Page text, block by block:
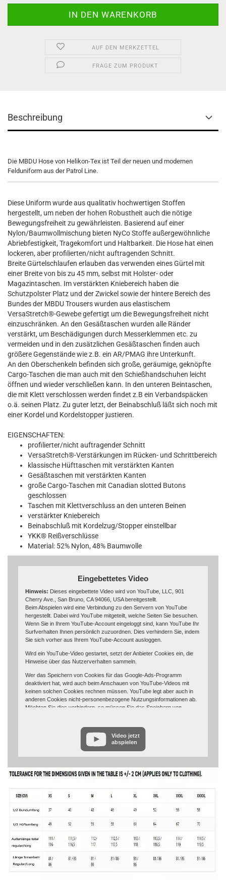
AUF DEN MERKZETTEL
FRAGE ZUM PRODUKT
Beschreibung
Die MBDU Hose von Helikon-Tex ist Teil der neuen und modernen
Felduniform aus der Patrol Line.
Diese Uniform wurde aus qualitativ hochwertigen Stoffen
hergestellt, um neben der hohen Robustheit auch die nötige
Bewegungsfreiheit zu gewährleisten. Basierend auf einer
Nylon/Baumwollmischung bieten NyCo Stoffe außergewöhnliche
Abriebfestigkeit, Tragekomfort und Haltbarkeit. Die Hose hat einen
lockeren, aber profilierten/nicht auftragenden Schnitt.
Breite Gürtelschlaufen erlauben das verwenden eines Gürtel mit
einer Breite von bis zu 45 mm, selbst mit Holster- oder
Magazintaschen. Im verstärkten Kniebereich haben die
Schutzpolster Platz und der Zwickel sowie der hintere Bereich des
Bundes der MBDU Trousers wurden aus elastischem
VersaStretch®-Gewebe gefertigt um die Bewegungsfreiheit nicht
einzuschränken. An den Gesäßtaschen wurden alle Ränder
verstärkt, um Beschädigungen durch Messerklemmen etc. zu
vermeiden und in den zusätzlichen Gesäßtaschen finden auch
größere Gegenstände wie z.B. ein AR/PMAG ihre Unterkunft.
An den Oberschenkeln befinden sich große, geräumige, geknöpfte
Cargo-Taschen die man auch mit den Schießhandschuhen leicht
öffnen und wieder verschließen kann. In den unteren Beintaschen,
die mit Klett verschlossen werden findet z.B ein Verbandspäcken
o.ä. seinen Platz. Zu guter letzt, der Beinabschluß läßt sich noch mit
einer Kordel und Kordelstopper justieren.
EIGENSCHAFTEN:
profilierter/nicht auftragender Schnitt
VersaStretch®-Verstärkungen im Rücken- und Schrittbereich
klassische Hüfttaschen mit verstärkten Kanten
Gesäßtaschen mit verstärkten Kanten
große Cargo-Taschen mit Canadian slotted Butons
geschlossen
Taschen mit Klettverschluss an den unteren Beinen
verstärkter Kniebereich
Beinabschluß mit Kordelzug/Stopper einstellbar
YKK® Reißverschlüsse
Material: 52% Nylon, 48% Baumwolle
Eingebettetes Video
Hinweis: Dieses eingebettete Video wird von YouTube, LLC, 901
Cherry Ave., San Bruno, CA 94066, USA bereitgestellt.
Beim Abspielen wird eine Verbindung zu den Servern von YouTube
hergestellt. Dabei wird YouTube mitgeteilt, welche Seiten Sie besuchen.
Wenn Sie in Ihrem YouTube-Account eingeloggt sind, kann YouTube Ihr
Surfverhalten Ihnen persönlich zuzuordnen. Dies verhindern Sie, indem
Sie sich vorher aus Ihrem YouTube-Account ausloggen.
Wird ein YouTube-Video gestartet, setzt der Anbieter Cookies ein, die
Hinweise über das Nutzerverhalten sammeln.
Wer das Speichern von Cookies für das Google-Ads-Programm
deaktiviert hat, wird auch beim Anschauen von YouTube-Videos mit
keinen solchen Cookies rechnen müssen. YouTube legt aber auch in
anderen Cookies nicht-personenbezogene Nutzungsinformationen ab.
Möchten Sie dies verhindern, so müssen Sie das Speichern von
Weitere Informationen zum Datenschutz bei „YouTube“ finden Sie in der
Datenschutzerklärung des Anbieters unter:
https://www.google.de/intl/de/policies/privacy/
Video jetzt
abspielen